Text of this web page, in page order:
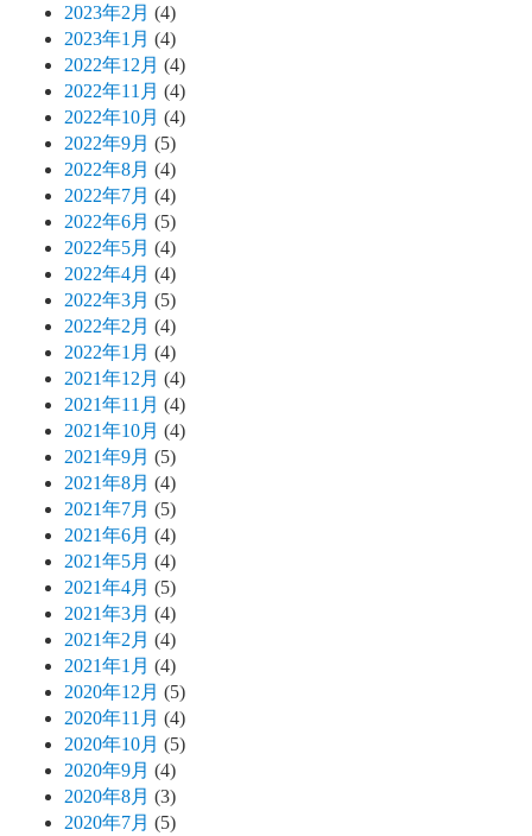
2023年2月 (4)
2023年1月 (4)
2022年12月 (4)
2022年11月 (4)
2022年10月 (4)
2022年9月 (5)
2022年8月 (4)
2022年7月 (4)
2022年6月 (5)
2022年5月 (4)
2022年4月 (4)
2022年3月 (5)
2022年2月 (4)
2022年1月 (4)
2021年12月 (4)
2021年11月 (4)
2021年10月 (4)
2021年9月 (5)
2021年8月 (4)
2021年7月 (5)
2021年6月 (4)
2021年5月 (4)
2021年4月 (5)
2021年3月 (4)
2021年2月 (4)
2021年1月 (4)
2020年12月 (5)
2020年11月 (4)
2020年10月 (5)
2020年9月 (4)
2020年8月 (3)
2020年7月 (5)